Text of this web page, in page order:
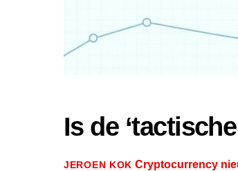
Is de
JEROEN KOK Cryptocurrency